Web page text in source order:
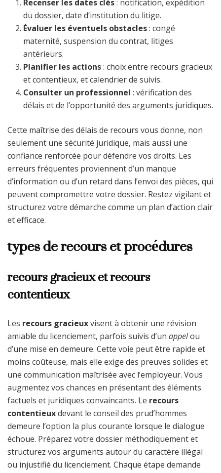
Recenser les dates clés: notification, expédition
du dossier, date d’institution du litige.
Évaluer les éventuels obstacles: congé
maternité, suspension du contrat, litiges
antérieurs.
Planifier les actions: choix entre recours gracieux
et contentieux, et calendrier de suivis.
Consulter un professionnel : vérification des
délais et de l’opportunité des arguments juridiques.
Cette maîtrise des délais de recours vous donne, non
seulement une sécurité juridique, mais aussi une
confiance renforcée pour défendre vos droits. Les
erreurs fréquentes proviennent d’un manque
d’information ou d’un retard dans l’envoi des pièces, qui
peuvent compromettre votre dossier. Restez vigilant et
structurez votre démarche comme un plan d’action clair
et efficace.
types de recours et procédures
recours gracieux et recours
contentieux
Les recours gracieuxvisent à obtenir une révision
amiable du licenciement, parfois suivis d’un appelou
d’une mise en demeure. Cette voie peut être rapide et
moins coûteuse, mais elle exige des preuves solides et
une communication maîtrisée avec l’employeur. Vous
augmentez vos chances en présentant des éléments
factuels et juridiques convaincants. Le recours
contentieuxdevant le conseil des prud’hommes
demeure l’option la plus courante lorsque le dialogue
échoue. Préparez votre dossier méthodiquement et
structurez vos arguments autour du caractère illégal
ou injustifié du licenciement. Chaque étape demande